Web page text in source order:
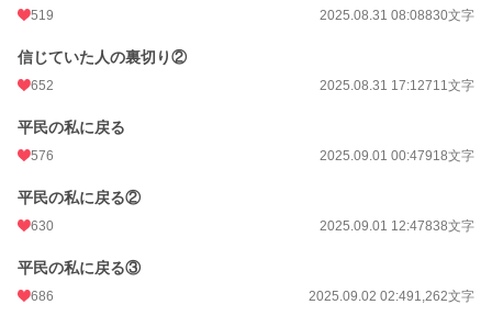
519 2025.08.31 08:08830文字
信じていた人の裏切り②
652 2025.08.31 17:12711文字
平民の私に戻る
576 2025.09.01 00:47918文字
平民の私に戻る②
630 2025.09.01 12:47838文字
平民の私に戻る③
686 2025.09.02 02:491,262文字